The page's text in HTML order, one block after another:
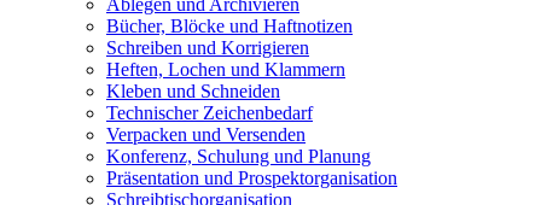
Ablegen und Archivieren
Bücher, Blöcke und Haftnotizen
Schreiben und Korrigieren
Heften, Lochen und Klammern
Kleben und Schneiden
Technischer Zeichenbedarf
Verpacken und Versenden
Konferenz, Schulung und Planung
Präsentation und Prospektorganisation
Schreibtischorganisation